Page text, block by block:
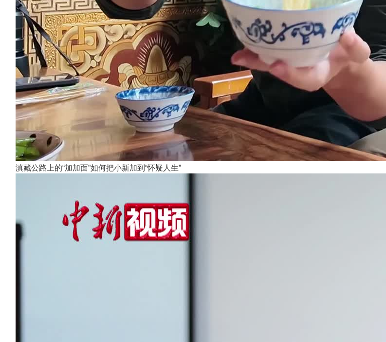
滇藏公路上的“加加面”如何把小新加到“怀疑人生”